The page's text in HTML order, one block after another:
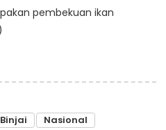
pembekuan ikan
Nasional